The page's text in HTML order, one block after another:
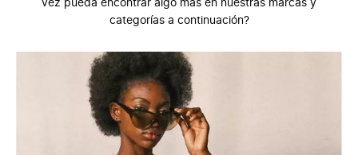
vez pueda encontrar algo más en nuestras marcas y
categorías a continuación?